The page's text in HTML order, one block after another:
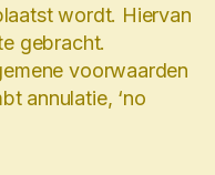
wordt. Hiervan
gebracht.
voorwaarden
annulatie, ‘no